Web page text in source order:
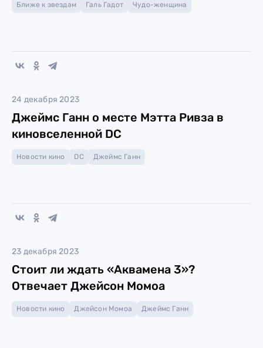
Ближе к звездам Галь Гадот Чудо-женщина
24 декабря 2023
Джеймс Ганн о месте Мэтта Ривза в
киновселенной DC
Новости кино DC Джеймс Ганн
23 декабря 2023
Стоит ли ждать «Аквамена 3»?
Отвечает Джейсон Момоа
Новости кино Джейсон Момоа Джеймс Ганн